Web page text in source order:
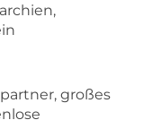
großes